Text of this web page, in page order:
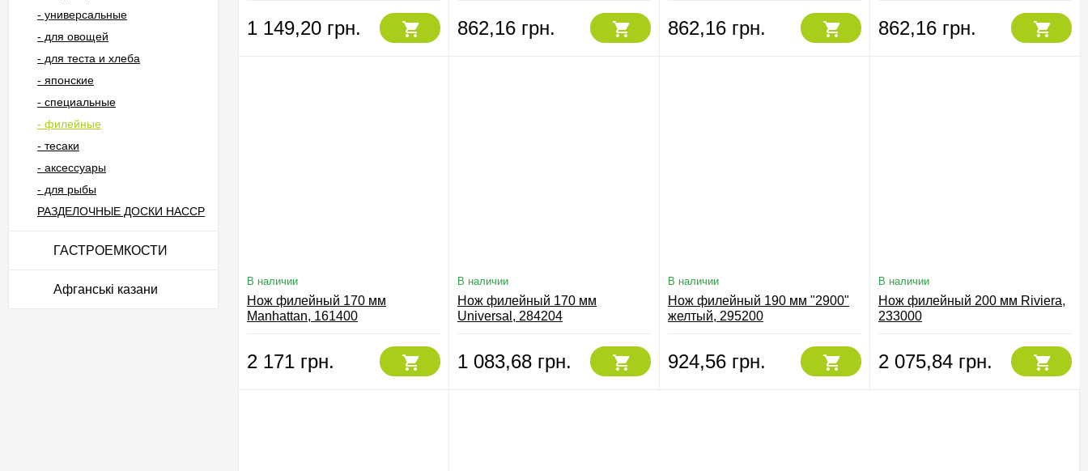
- универсальные
- для овощей
- для теста и хлеба
- японские
- специальные
- филейные
- тесаки
- аксессуары
- для рыбы
РАЗДЕЛОЧНЫЕ ДОСКИ HACCP
ГАСТРОЕМКОСТИ
Афганські казани
1 149,20 грн. 862,16 грн. 862,16 грн. 862,16 грн.
В наличии
Нож филейный 170 мм
Manhattan, 161400
2 171 грн.
В наличии
Нож филейный 170 мм
Universal, 284204
1 083,68 грн.
В наличии
Нож филейный 190 мм "2900"
желтый, 295200
924,56 грн.
В наличии
Нож филейный 200 мм Riviera,
233000
2 075,84 грн.